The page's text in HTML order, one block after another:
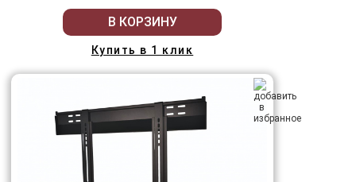
В КОРЗИНУ
Купить в 1 клик